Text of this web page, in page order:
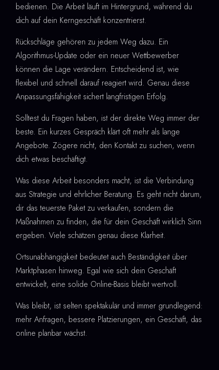
bedienen. Die Arbeit läuft im Hintergrund, während du
dich auf dein Kerngeschäft konzentrierst.
Rückschläge gehören zu jedem Weg dazu. Ein
Algorithmus-Update oder ein neuer Wettbewerber
können die Lage verändern. Entscheidend ist, wie
flexibel und schnell darauf reagiert wird. Genau diese
Anpassungsfähigkeit sichert langfristigen Erfolg.
Solltest du Fragen haben, ist der direkte Weg immer der
beste. Ein kurzes Gespräch klärt oft mehr als lange
Angebote. Zögere nicht, den Kontakt zu suchen, wenn
dich etwas beschäftigt.
Was diese Arbeit besonders macht, ist die Verbindung
aus Strategie und ehrlicher Beratung. Es geht nicht darum,
dir das teuerste Paket zu verkaufen, sondern die
Maßnahmen zu finden, die für dein Geschäft wirklich Sinn
ergeben. Viele schätzen genau diese Klarheit.
Ortsunabhängigkeit bedeutet auch Beständigkeit über
Marktphasen hinweg. Egal wie sich dein Geschäft
entwickelt, eine solide Online-Basis bleibt wertvoll.
Was bleibt, ist selten spektakulär und immer grundlegend:
mehr Anfragen, bessere Platzierungen, ein Geschäft, das
online planbar wächst.